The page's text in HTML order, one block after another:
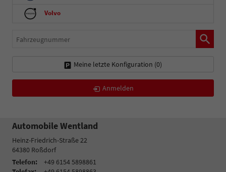
Volvo
Fahrzeugnummer
Meine letzte Konfiguration (0)
Anmelden
Automobile Wentland
Heinz-Friedrich-Straße 22
64380 Roßdorf
Telefon:
+49 6154 5898861